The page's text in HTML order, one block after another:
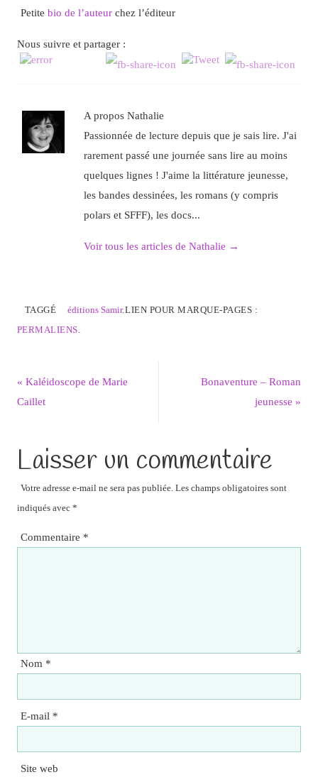
Petite bio de l’auteurchez l’éditeur
Nous suivre et partager :
A propos Nathalie
Passionnée de lecture depuis que je sais lire. J'ai
rarement passé une journée sans lire au moins
quelques lignes ! J'aime la littérature jeunesse,
les bandes dessinées, les romans (y compris
polars et SFFF), les docs...
Voir tous les articles de Nathalie →
TAGGÉ éditions Samir.LIEN POUR MARQUE-PAGES :
PERMALIENS.
« Kaléidoscope de Marie
Caillet
Bonaventure – Roman
jeunesse»
Laisser un commentaire
Votre adresse e-mail ne sera pas publiée. Les champs obligatoires sont
indiqués avec *
Commentaire *
Nom *
E-mail *
Site web